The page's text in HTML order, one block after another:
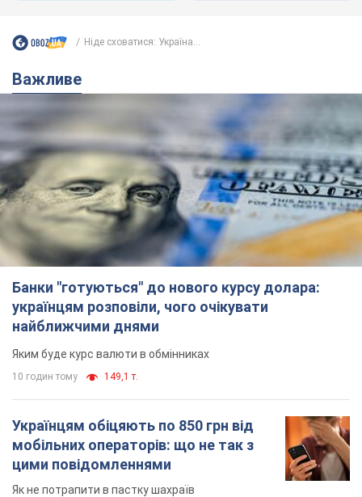
Ніде сховатися: Україна...
Важливе
Банки "готуються" до нового курсу долара:
українцям розповіли, чого очікувати
найближчими днями
Яким буде курс валюти в обмінниках
10 годин тому 149,1 т.
Українцям обіцяють по 850 грн від
мобільних операторів: що не так з
цими повідомленнями
Як не потрапити в пастку шахраїв